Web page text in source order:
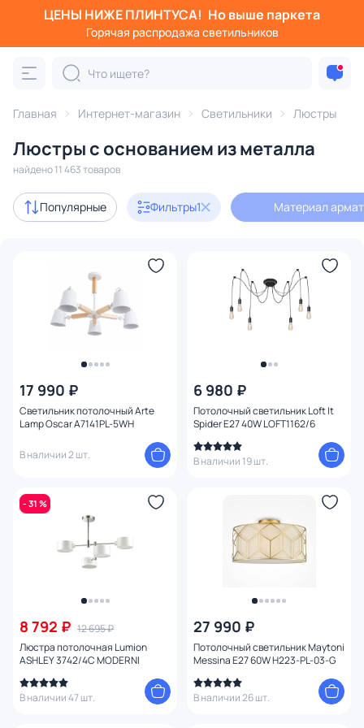
ЦЕНЫ НИЖЕ ПЛИНТУСА! Но выше паркета
Горячая распродажа светильников
Главная Интернет-магазин Светильники Люстры
Люстры с основанием из металла
найдено 11 463 товаров
Популярные Фильтры1 Материал
17 990 ₽
Светильник потолочный Arte
Lamp Oscar A7141PL-5WH
В наличии 2 шт.
6 980 ₽
Потолочный светильник Loft It
Spider E27 40W LOFT1162/6
В наличии 19 шт.
- 31 %
8 792 ₽ 12 695 ₽
Люстра потолочная Lumion
ASHLEY 3742/4C MODERNI
В наличии 47 шт.
27 990 ₽
Потолочный светильник Maytoni
Messina E27 60W H223-PL-03-G
В наличии 26 шт.
Фильтры
Категория:
подвесные потолочные светодиодные на штанге
Акции 1553
Дизайнерский свет 1256
В наличии 8357
Цена
До
Бренд
Страна
Материал арматуры
Материал плафона